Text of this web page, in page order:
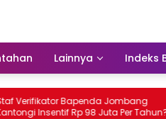
Lainnya Indeks
Jombang
Juta Per Tahun?
Insentif